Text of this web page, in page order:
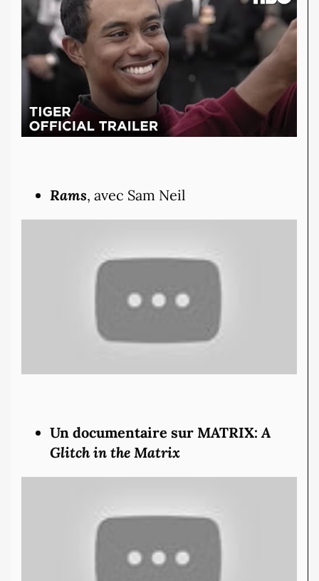
Rams, avec Sam Neil
Un documentaire sur MATRIX:A
Glitch in the Matrix